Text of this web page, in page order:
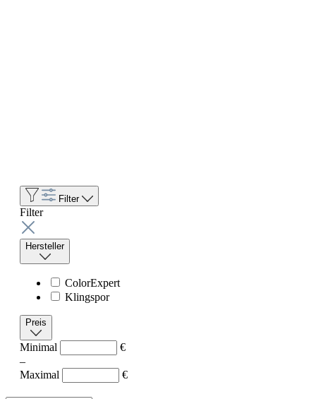
Filter
Filter
Hersteller
ColorExpert
Klingspor
Preis
Minimal
€
–
Maximal
€